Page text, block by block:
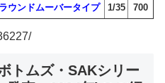
ウンドムーバータイプ 1/35 700
トムズ・SAKシリー